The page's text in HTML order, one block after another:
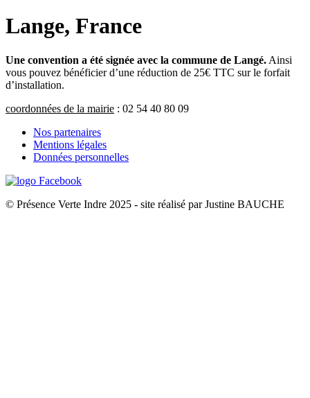
Lange, France
Une convention a été signée avec la commune de Langé. Ainsi
vous pouvez bénéficier d’une réduction de 25€ TTC sur le forfait
d’installation.
coordonnées de la mairie : 02 54 40 80 09
Nos partenaires
Mentions légales
Données personnelles
© Présence Verte Indre 2025 - site réalisé par Justine BAUCHE